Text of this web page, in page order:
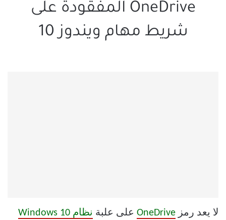
OneDrive المفقودة على
شريط مهام ويندوز 10
لا يعد رمز OneDrive على علبة نظام Windows 10